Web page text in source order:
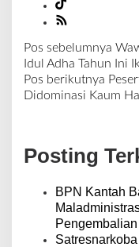
N
a
v
a
s
Pos sebelumnya
Idul Adha Tahun Ini
Pos berikutnya
Didominasi Kaum
Posting
BPN Kantah